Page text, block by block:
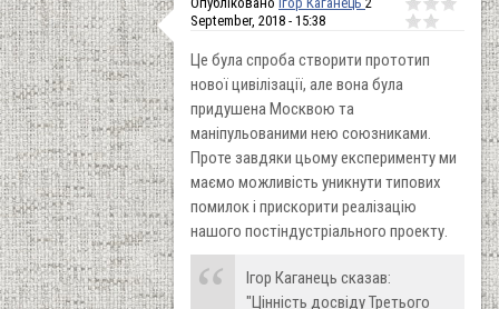
September, 2018 - 15:38
Це була спроба створити прототип
нової цивілізації, але вона була
придушена Москвою та
маніпульованими нею союзниками.
Проте завдяки цьому експерименту ми
маємо можливість уникнути типових
помилок і прискорити реалізацію
нашого постіндустріального проекту.
Ігор Каганець сказав:
"Цінність досвіду Третього